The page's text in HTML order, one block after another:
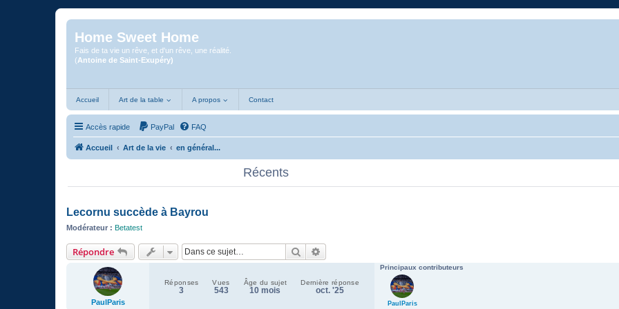
Home Sweet Home
Fais de ta vie un rêve, et d'un rêve, une réalité.
(Antoine de Saint-Exupéry)
Accueil Art de la table A propos Contact
Accès rapide PayPal FAQ
Accueil Art de la vie en général...
Récents
Lecornu succède à Bayrou
Modérateur : Betatest
Répondre Rechercher
PaulParis
Réponses
3
Vues
543
Âge du sujet
10 mois
Dernière réponse
oct. '25
Principaux contributeurs
PaulParis